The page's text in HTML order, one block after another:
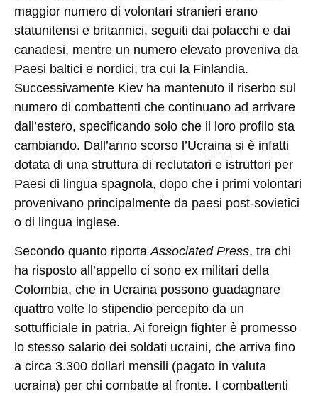
maggior numero di volontari stranieri erano
statunitensi e britannici, seguiti dai polacchi e dai
canadesi, mentre un numero elevato proveniva da
Paesi baltici e nordici, tra cui la Finlandia.
Successivamente Kiev ha mantenuto il riserbo sul
numero di combattenti che continuano ad arrivare
dall’estero, specificando solo che il loro profilo sta
cambiando. Dall’anno scorso l’Ucraina si è infatti
dotata di una struttura di reclutatori e istruttori per
Paesi di lingua spagnola, dopo che i primi volontari
provenivano principalmente da paesi post-sovietici
o di lingua inglese.
Secondo quanto riporta Associated Press, tra chi
ha risposto all’appello ci sono ex militari della
Colombia, che in Ucraina possono guadagnare
quattro volte lo stipendio percepito da un
sottufficiale in patria. Ai foreign fighter è promesso
lo stesso salario dei soldati ucraini, che arriva fino
a circa 3.300 dollari mensili (pagato in valuta
ucraina) per chi combatte al fronte. I combattenti